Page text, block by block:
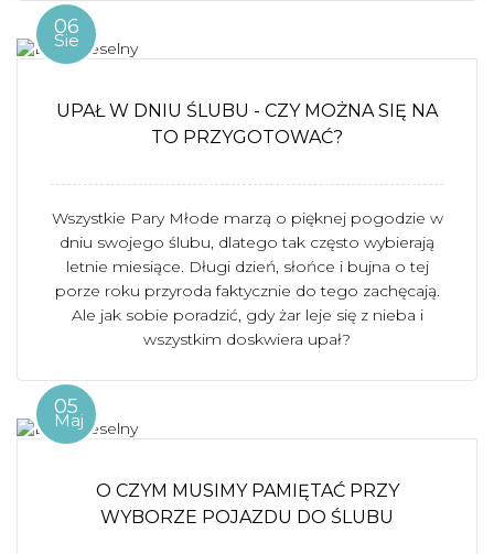
06
Sie
UPAŁ W DNIU ŚLUBU - CZY MOŻNA SIĘ NA
TO PRZYGOTOWAĆ?
Wszystkie Pary Młode marzą o pięknej pogodzie w
dniu swojego ślubu, dlatego tak często wybierają
letnie miesiące. Długi dzień, słońce i bujna o tej
porze roku przyroda faktycznie do tego zachęcają.
Ale jak sobie poradzić, gdy żar leje się z nieba i
wszystkim doskwiera upał?
05
Maj
O CZYM MUSIMY PAMIĘTAĆ PRZY
WYBORZE POJAZDU DO ŚLUBU